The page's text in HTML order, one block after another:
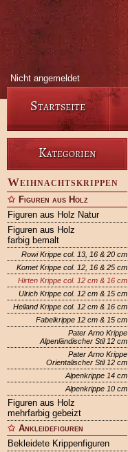
Nicht angemeldet
Startseite
Kategorien
Weihnachtskrippen
Figuren aus Holz
Figuren aus Holz Natur
Figuren aus Holz
farbig bemalt
Rowi Krippe col. 13, 16 & 20 cm
Komet Krippe col. 12, 16 & 25 cm
Hirten Krippe col. 12 cm & 16 cm
Ulrich Krippe col. 12 cm & 15 cm
Heiland Krippe col. 12 cm & 16 cm
Fabelkrippe 12 cm & 15 cm
Pater Arno Krippe
Alpenländischer Stil 12 cm
Pater Arno Krippe
Orientalischer Stil 12 cm
Alpenkrippe 14 cm
Alpenkrippe 10 cm
Figuren aus Holz
mehrfarbig gebeizt
Ankleidefiguren
Bekleidete Krippenfiguren